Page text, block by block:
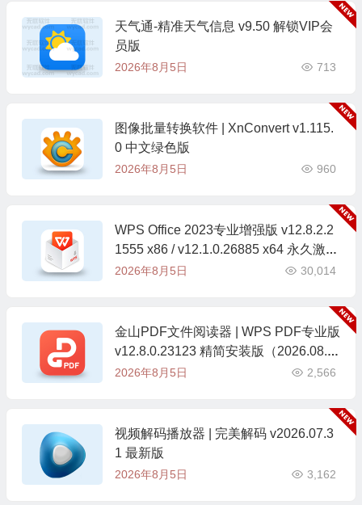
天气通-精准天气信息 v9.50 解锁VIP会
员版
2026年8月5日 713
图像批量转换软件 | XnConvert v1.115.
0 中文绿色版
2026年8月5日 960
WPS Office 2023专业增强版 v12.8.2.2
1555 x86 / v12.1.0.26885 x64 永久激活
版(08.05)
2026年8月5日 30,014
金山PDF文件阅读器 | WPS PDF专业版
v12.8.0.23123 精简安装版（2026.08.0
5）
2026年8月5日 2,566
视频解码播放器 | 完美解码 v2026.07.3
1 最新版
2026年8月5日 3,162